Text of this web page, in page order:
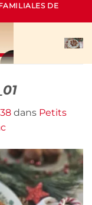
DE
dans Petits